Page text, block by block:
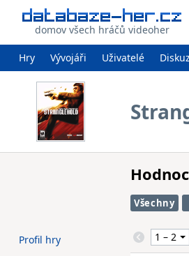
domov všech hráčů videoher
Hry Vývojáři Uživatelé
Všechny
Profil hry